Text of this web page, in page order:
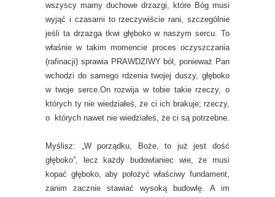
wszyscy mamy duchowe drzazgi, które Bóg musi
wyjąć i czasami to rzeczywiście rani, szczególnie
jeśli ta drzazga tkwi głęboko w naszym sercu. To
właśnie w takim momencie proces oczyszczania
(rafinacji) sprawia PRAWDZIWY ból, ponieważ Pan
wchodzi do samego rdzenia twojej duszy, głęboko
w twoje serce.On rozwija w tobie takie rzeczy, o
których ty nie wiedziałeś, że ci ich brakuje; rzeczy,
o których nawet nie wiedziałeś, że ci są potrzebne.
Myślisz: „W porządku, Boże, to już jest dość
głęboko”, lecz każdy budowlaniec wie, że musi
kopać głęboko, aby położyć właściwy fundament,
zanim zacznie stawiać wysoką budowlę. A im